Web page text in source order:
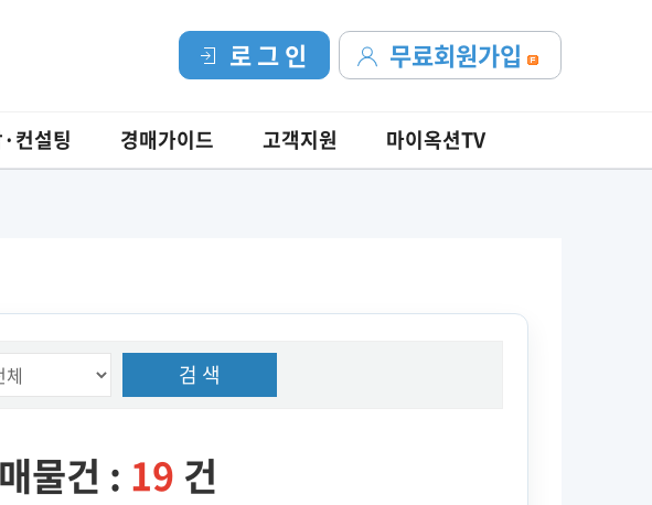
무료회원가입
로 그 인
컨설팅 경매가이드 고객지원 마이옥션TV
검 색
물건 : 19 건